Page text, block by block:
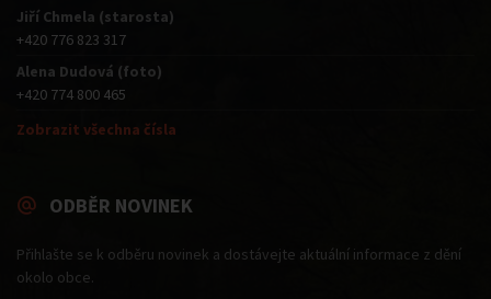
Jiří Chmela (starosta)
+420 776 823 317
Alena Dudová (foto)
+420 774 800 465
Zobrazit všechna čísla
ODBĚR NOVINEK
Přihlašte se k odběru novinek a dostávejte aktuální informace z dění
okolo obce.